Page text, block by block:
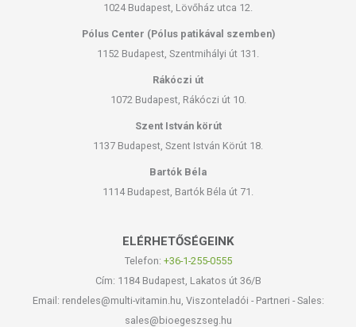
1024 Budapest, Lövőház utca 12.
Pólus Center (Pólus patikával szemben)
1152 Budapest, Szentmihályi út 131.
Rákóczi út
1072 Budapest, Rákóczi út 10.
Szent István körút
1137 Budapest, Szent István Körút 18.
Bartók Béla
1114 Budapest, Bartók Béla út 71.
ELÉRHETŐSÉGEINK
Telefon: +36-1-255-0555
Cím: 1184 Budapest, Lakatos út 36/B
Email: rendeles@multi-vitamin.hu, Viszonteladói - Partneri - Sales:
sales@bioegeszseg.hu